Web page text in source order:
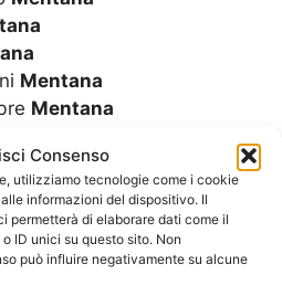
Consenso
utilizziamo tecnologie come i cookie
informazioni del dispositivo. Il
permetterà di elaborare dati come il
ID unici su questo sito. Non
può influire negativamente su alcune
Mentana
Mentana
CimiterialiMentana